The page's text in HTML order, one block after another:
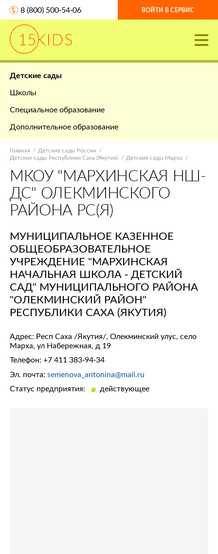
8 (800) 500-54-06 ВОЙТИ В СЕРВИС
Детские сады
Школы
Специальное образование
Дополнительное образование
Главная
Детские сады России
Детские сады Республики Саха (Якутия)
Детские сады Марха
МКОУ "МАРХИНСКАЯ НШ-
ДС" ОЛЕКМИНСКОГО
РАЙОНА РС(Я)
МУНИЦИПАЛЬНОЕ КАЗЕННОЕ
ОБЩЕОБРАЗОВАТЕЛЬНОЕ
УЧРЕЖДЕНИЕ "МАРХИНСКАЯ
НАЧАЛЬНАЯ ШКОЛА - ДЕТСКИЙ
САД" МУНИЦИПАЛЬНОГО РАЙОНА
"ОЛЕКМИНСКИЙ РАЙОН"
РЕСПУБЛИКИ САХА (ЯКУТИЯ)
Адрес: Респ Саха /Якутия/, Олекминский улус, село
Марха, ул Набережная, д 19
Телефон: +7 411 383-94-34
Эл. почта: semenova_antonina@mail.ru
Статус предприятия:
действующее